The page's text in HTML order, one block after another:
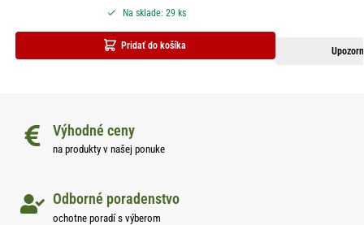
Pridať do košíka
Na sklade: 29 ks
Výhodné ceny
na produkty v našej ponuke
Odborné poradenstvo
ochotne poradí s výberom